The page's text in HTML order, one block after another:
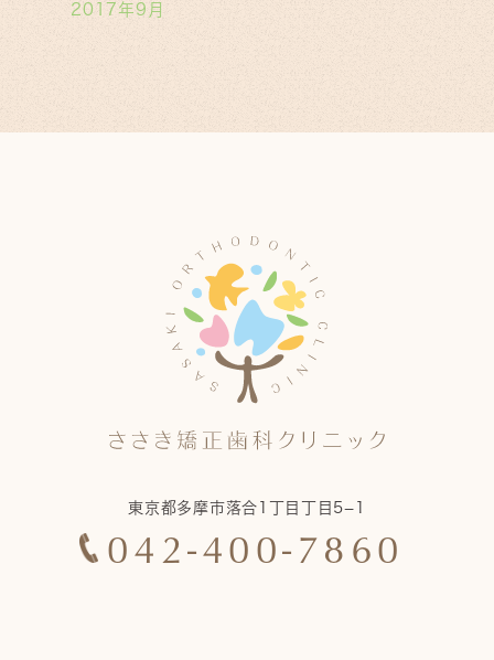
2017年9月
東京都多摩市落合1丁目丁目5−1
042-400-7860